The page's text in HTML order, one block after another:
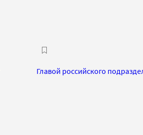
Главой российского